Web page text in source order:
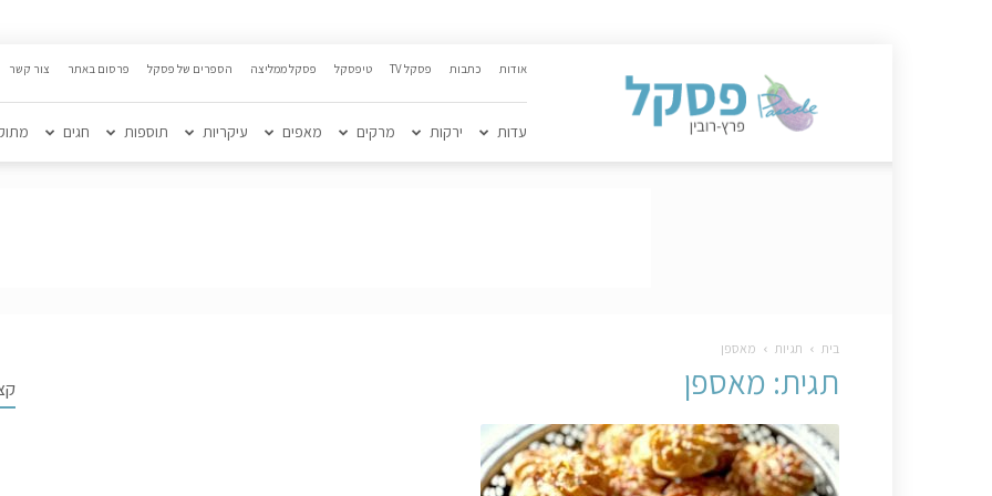
הקולינרי
פסקל
אודות כתבות פסקל TV טיפסקל פסקל ממליצה הספרים של פסקל פרסום באתר צור קשר
עדות ירקות מרקים מאפים עיקריות תוספות חגים
בית תגיות מאספן
תגית: מאספן